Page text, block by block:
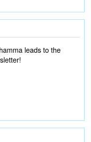
leads to the